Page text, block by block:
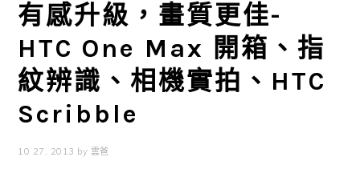
有感升級，畫質更佳-
HTC One Max 開箱、指
紋辨識、相機實拍、HTC
Scribble
10 27, 2013 by 雲爸